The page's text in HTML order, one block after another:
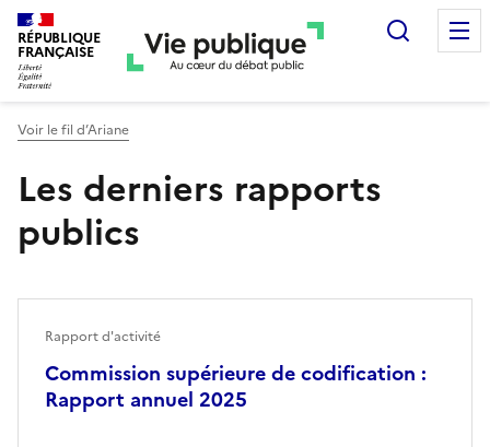
RÉPUBLIQUE
FRANÇAISE
Voir le fil d’Ariane
Les derniers rapports
publics
Commission supérieure de codification :
Rapport annuel 2025
Rapport d'activité